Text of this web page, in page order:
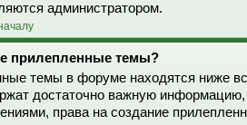
администратором.
прилепленные темы?
темы в форуме находятся ниже
достаточно важную
права на создание